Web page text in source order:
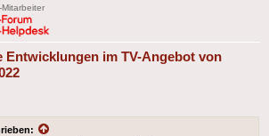
Entwicklungen im TV-Angebot von